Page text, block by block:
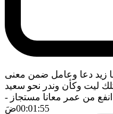
زيد دعا وعامل ضمن معنى
ليت وكأن وندر نحو سعيد
من عمر معانا مستجاز -
00:01:55ضَ